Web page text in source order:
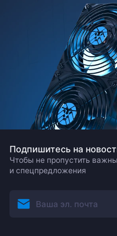
Подпишитесь на
Чтобы не пропустить
и спецпредложения